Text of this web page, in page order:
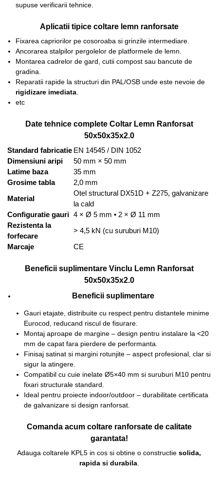
supuse verificarii tehnice.
Aplicatii tipice coltare lemn ranforsate
Fixarea capriorilor pe cosoroaba si grinzile intermediare.
Ancorarea stalpilor pergolelor de platformele de lemn.
Montarea cadrelor de gard, cutii compost sau bancute de
gradina.
Reparatii rapide la structuri din PAL/OSB unde este nevoie de
rigidizare imediata.
etc
Date tehnice complete Coltar Lemn Ranforsat
50x50x35x2.0
Standard fabricatie EN 14545 / DIN 1052
Dimensiuni aripi
50 mm × 50 mm
Latime baza
35 mm
Grosime tabla
2,0 mm
Material
Otel structural DX51D + Z275, galvanizare
la cald
Configuratie gauri 4 × Ø 5 mm • 2 × Ø 11 mm
Rezistenta la
forfecare
> 4,5 kN (cu suruburi M10)
Marcaje
CE
Beneficii suplimentare Vinclu Lemn Ranforsat
50x50x35x2.0
Beneficii suplimentare
Gauri etajate, distribuite cu respect pentru distantele minime
Eurocod, reducand riscul de fisurare.
Montaj aproape de margine – design pentru instalare la <20
mm de capat fara pierdere de performanta.
Finisaj satinat si margini rotunjite – aspect profesional, clar si
sigur la atingere.
Compatibil cu cuie inelate Ø5×40 mm si suruburi M10 pentru
fixari structurale standard.
Ideal pentru proiecte indoor/outdoor – durabilitate certificata
de galvanizare si design ranforsat.
Comanda acum coltare ranforsate de calitate
garantata!
Adauga coltarele KPL5 in cos si obtine o constructie solida,
rapida si durabila.